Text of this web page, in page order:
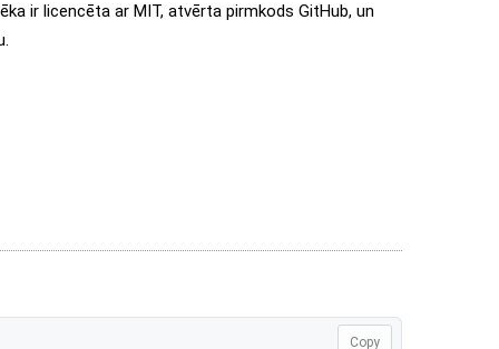
ir licencēta ar MIT, atvērta pirmkods GitHub, un
Copy